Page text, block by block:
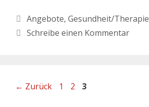
Angebote, Gesundheit/Therapie
Schreibe einen Kommentar
← Zurück 1 2 3